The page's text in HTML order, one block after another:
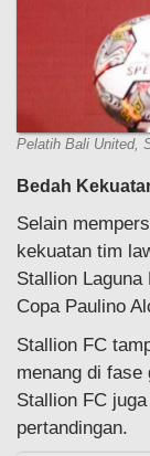
Pelatih Bali United,
Bedah
Selain
kekuatan tim
Stallion
Copa Paulino
Stallion FC
menang di
Stallion FC
pertandingan.